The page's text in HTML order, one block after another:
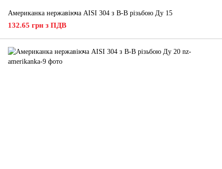
Американка нержавіюча AISI 304 з В-В різьбою Ду 15
132.65 грн з ПДВ